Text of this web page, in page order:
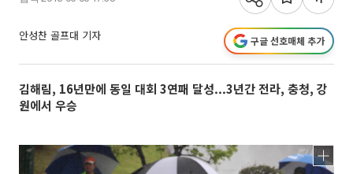
안성찬 골프대 기자 구글 선호매체 추가
김해림, 16년만에 동일 대회 3연패 달성...3년간 전라, 충청, 강
원에서 우승